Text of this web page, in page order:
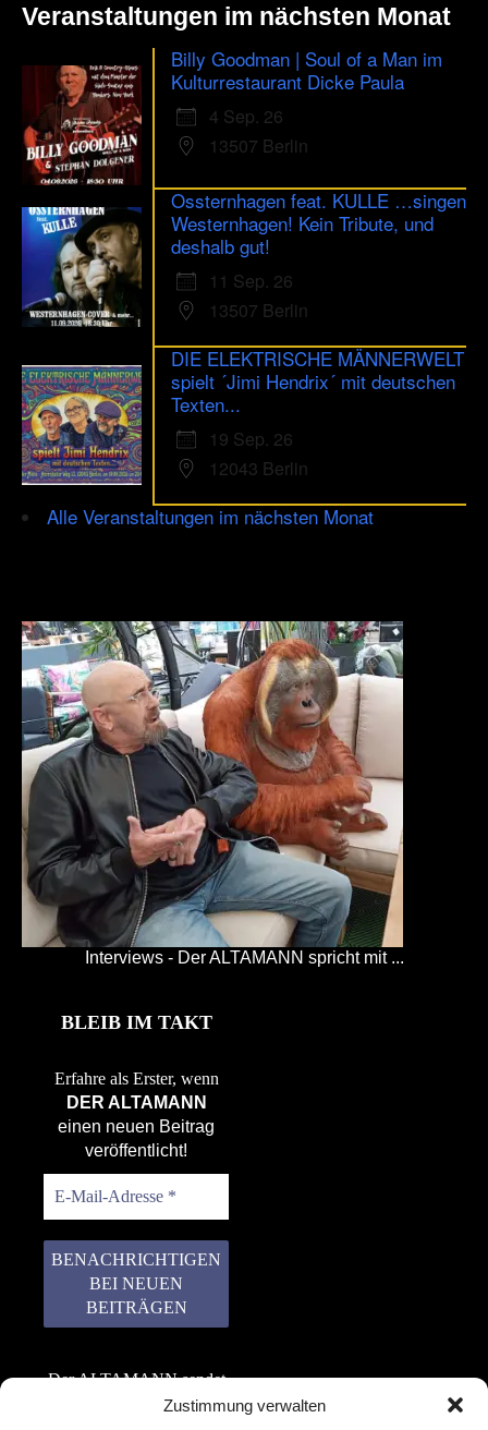
Zustimmung verwalten
Veranstaltungen im nächsten Monat
Billy Goodman | Soul of a Man im
Kulturrestaurant Dicke Paula
4 Sep. 26
13507 Berlin
Ossternhagen feat. KULLE …singen
Westernhagen! Kein Tribute, und
deshalb gut!
11 Sep. 26
13507 Berlin
DIE ELEKTRISCHE MÄNNERWELT
spielt ´Jimi Hendrix´ mit deutschen
Texten...
19 Sep. 26
12043 Berlin
Alle Veranstaltungen im nächsten Monat
Interviews - Der ALTAMANN spricht mit ...
BLEIB IM TAKT
Erfahre als Erster, wenn
DER ALTAMANN
einen neuen Beitrag
veröffentlicht!
Der ALTAMANN sendet
keinen Spam! Er gibt